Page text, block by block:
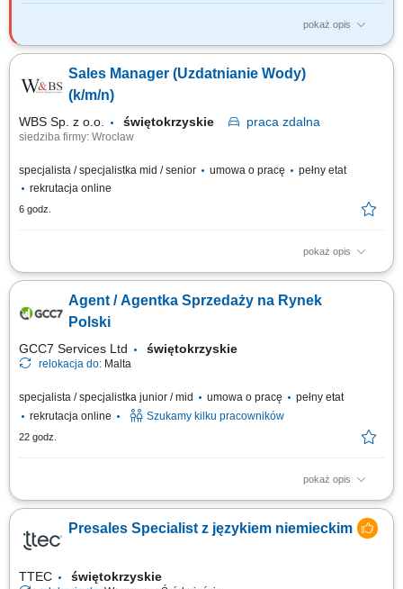
pokaż opis
Opis stanowiska Poszukujemy osoby nastawionej na realizację celów
nowych klientów B2B oraz budowanie własnej bazy kontaktów. Do zadań
należeć będzie m.in. pozyskiwanie nowych klientów biznesowych;
Sales Manager (Uzdatnianie Wody)
(k/m/n)
WBS Sp. z o.o. świętokrzyskie praca zdalna
siedziba firmy: Wrocław
specjalista / specjalistka mid / senior umowa o pracę
pełny etat
rekrutacja online
6 godz.
pokaż opis
Opis stanowiska pracy/zadania: Aktywne pozyskiwanie nowych klientów i
klientami oraz zapewnianie im bieżącego wsparcia. Prowadzenie
negocjacji handlowych oraz przygotowywanie ofert dopasowanych do
Agent / Agentka Sprzedaży na Rynek
Polski
GCC7 Services Ltd świętokrzyskie
relokacja do: Malta
specjalista / specjalistka junior / mid umowa o pracę
pełny etat
rekrutacja online
Szukamy kilku pracowników
22 godz.
pokaż opis
ZAKRES OBOWIĄZKÓW: Aktywny kontakt telefoniczny z klientami
finansami, w tym szkoleń z zakresu edukacji finansowej; Budowanie
relacji i pozyskiwanie klientów dla naszych kluczowych Partnerów
Presales Specialist z językiem niemieckim
TTEC świętokrzyskie